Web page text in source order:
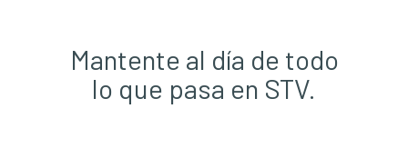
Mantente al día de todo
lo que pasa en STV.